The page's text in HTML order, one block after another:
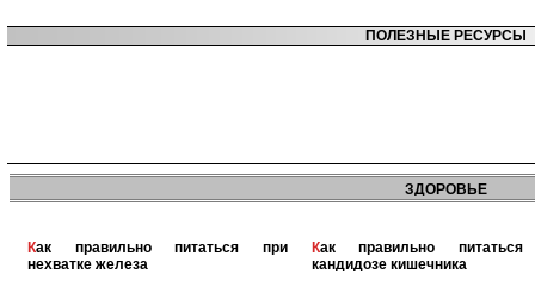
ПОЛЕЗНЫЕ РЕСУРСЫ
ЗДОРОВЬЕ
Как правильно питаться при
нехватке железа
Как правильно питаться при
кандидозе кишечника